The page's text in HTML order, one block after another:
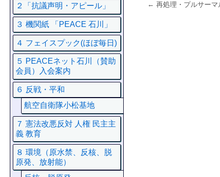
← 再処理・プルサーマ
２「抗議声明・アピール」
３ 機関紙 「PEACE 石川」
４ フェイスプック(ほぼ毎日)
５ PEACEネット石川（賛助
会員）入会案内
６ 反戦・平和
航空自衛隊小松基地
７ 憲法改悪反対 人権 民主主
義 教育
８ 環境（原水禁、反核、脱
原発、放射能）